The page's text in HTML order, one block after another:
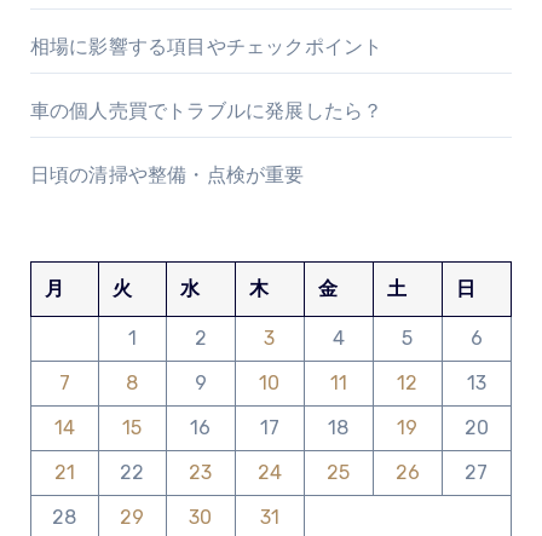
相場に影響する項目やチェックポイント
車の個人売買でトラブルに発展したら？
日頃の清掃や整備・点検が重要
月 火 水 木 金 土 日
1 2 3 4 5
6
7
8 9 10 11 12
13
14
15 16 17 18 19
20
21
22 23 24 25 26
27
28
29 30 31